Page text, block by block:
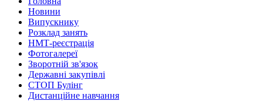
Новини
Випускнику
Розклад занять
НМТ-реєстрація
Фотогалереї
Зворотній зв'язок
Державні закупівлі
СТОП Булінг
Дистанційне навчання